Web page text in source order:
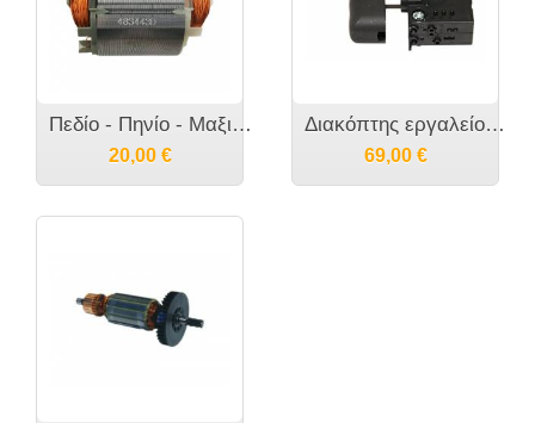
Πεδίο - Πηνίο - Μαξιλαράκι εργαλείου MAKITA - 633443-7
20,00 €
Διακόπτης εργαλείου MAKITA 6823 6824 6825 6827 - 651978-6
69,00 €